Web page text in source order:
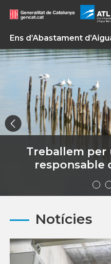
Ens d’Abastament
Treballem per
responsable
Notícies